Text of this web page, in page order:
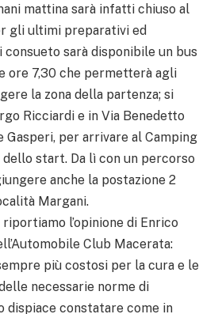
mattina sarà infatti chiuso al
gli ultimi preparativi ed
sarà disponibile un bus
ore 7,30 che permetterà agli
la zona della partenza; si
Ricciardi e in Via Benedetto
Gasperi, per arrivare al Camping
start. Da lì con un percorso
anche la postazione 2
Margani.
l’opinione di Enrico
Club Macerata:
più costosi per la cura e le
necessarie norme di
dispiace constatare come in